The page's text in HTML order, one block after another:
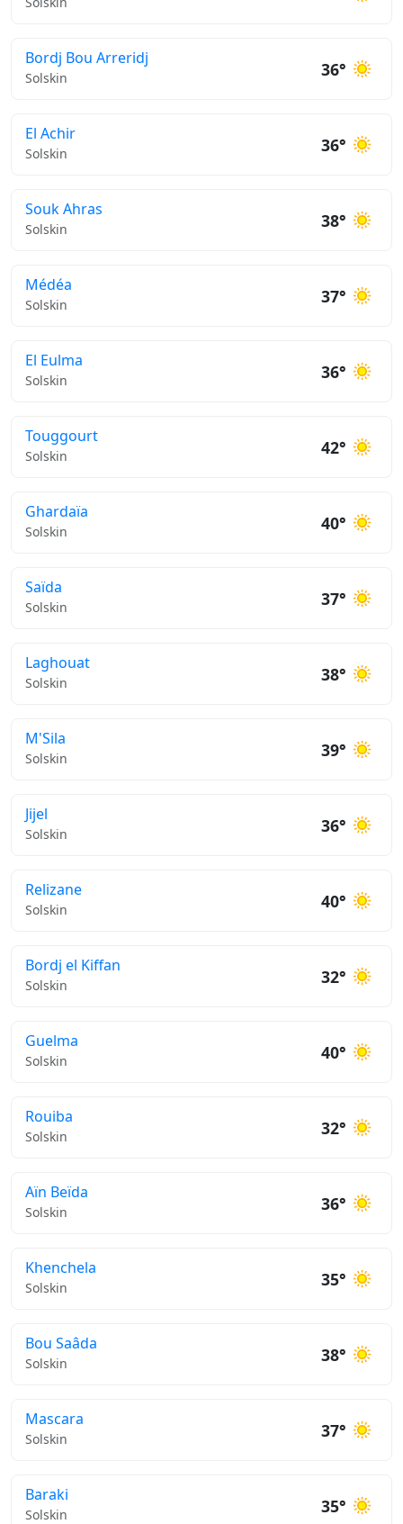
Bordj Bou Arreridj
Solskin 36°
El Achir
Solskin 36°
Souk Ahras
Solskin 38°
Médéa
Solskin 37°
El Eulma
Solskin 36°
Touggourt
Solskin 42°
Ghardaïa
Solskin 40°
Saïda
Solskin 37°
Laghouat
Solskin 38°
M'Sila
Solskin 39°
Jijel
Solskin 36°
Relizane
Solskin 40°
Bordj el Kiffan
Solskin 32°
Guelma
Solskin 40°
Rouiba
Solskin 32°
Aïn Beïda
Solskin 36°
Khenchela
Solskin 35°
Bou Saâda
Solskin 38°
Mascara
Solskin 37°
Baraki
Solskin 35°